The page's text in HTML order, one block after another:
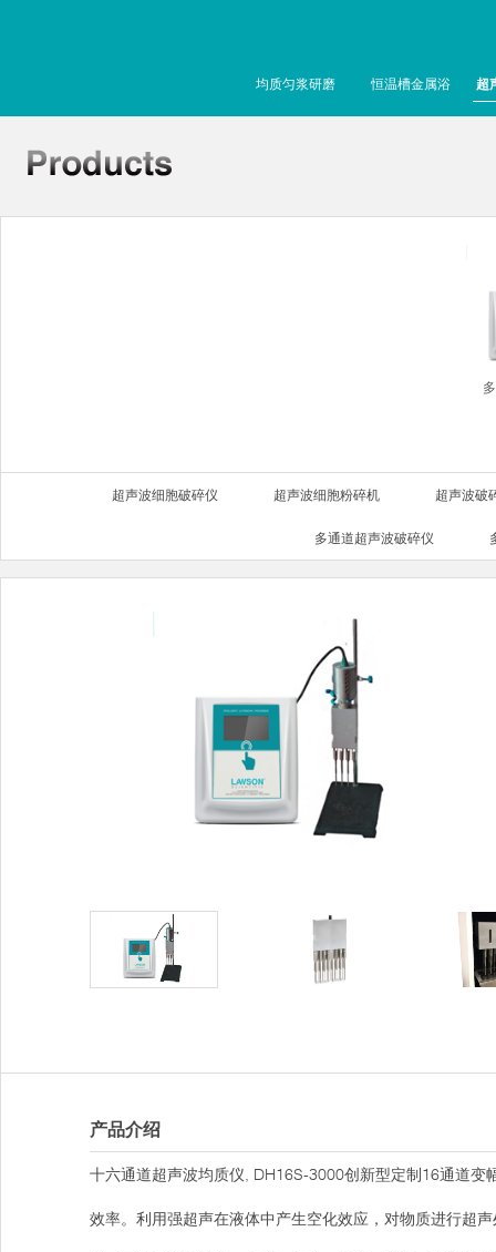
均质匀浆研磨 恒温槽金属浴 超
超声波细胞破碎仪 超声波细胞粉碎机 超声波破
多通道超声波破碎仪
产品介绍
十六通道超声波均质仪, DH16S-3000创新型定制16通道
效率。利用强超声在液体中产生空化效应，对物质进行超